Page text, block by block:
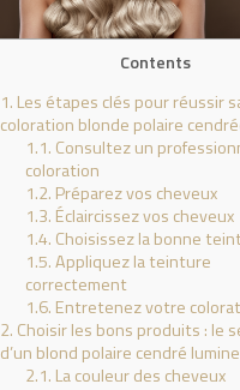
Contents
1. Les étapes clés pour réussir
coloration blonde polaire
1.1. Consultez un
coloration
1.2. Préparez vos cheveux
1.3. Éclaircissez vos cheveux
1.4. Choisissez la bonne
1.5.Appliquez la teinture
correctement
1.6. Entretenez votre
2. Choisir les bons produits : le
d’un blond polaire cendré
2.1. La couleur des cheveux